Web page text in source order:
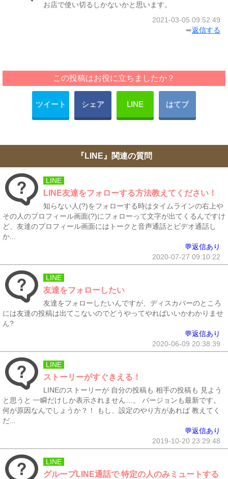
お店で使い切るしかないかと思います。
2021-03-05 09:52:49
➥返信する
この投稿はお役に立ちましたか？
ツイート シェア LINE はてブ
『LINE』関連の質問
LINE
LINE友達をフォローする方法教えてください！
知らない人(?)をフォローする時はタイムラインの右上や
その人のプロフィール画面(?)にフォローって文字が出てくるんですけ
ど、友達のプロフィール画面にはトークと音声通話とビデオ通話し
か...
💬返信あり
2020-07-27 09:10:22
LINE
友達をフォローしたい
友達をフォローしたいんですが、ディスカバーのところ
には友達の投稿は出てこないのでどうやってやればいいかわかりませ
ん?
💬返信あり
2020-06-09 20:38:39
LINE
ストーリーがすぐきえる！
LINEのストーリーが 自分の投稿も 相手の投稿も 見よう
と思うと 一瞬だけしか表示されません…。 バージョンも最新です。
何が原因なんでしょうか？！ もし、設定のやり方があれば 教えてく
だ...
💬返信あり
2019-10-20 23:29:48
LINE
グループLINE通話で 特定の人のみミュートする